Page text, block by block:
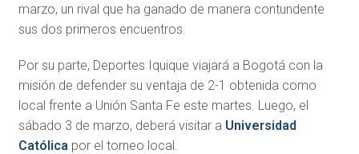
marzo, un rival que ha ganado de manera contundente
sus dos primeros encuentros.
Por su parte, Deportes Iquique viajará a Bogotá con la
misión de defender su ventaja de 2-1 obtenida como
local frente a Unión Santa Fe este martes. Luego, el
sábado 3 de marzo, deberá visitar a Universidad
Católicapor el torneo local.